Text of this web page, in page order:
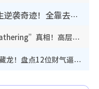
五索亲揭10年前负债人生逆袭奇迹！全靠去一地方转运后即遇上马先生
林芊妤亲解12年前“残厕Gathering”真相！高层解约一句话重创尊严，至今拒返TVB
《爱·回家》隐形富豪卧虎藏龙！盘点12位财气逼人的有钱艺人：这位美女3亿身家不愁做